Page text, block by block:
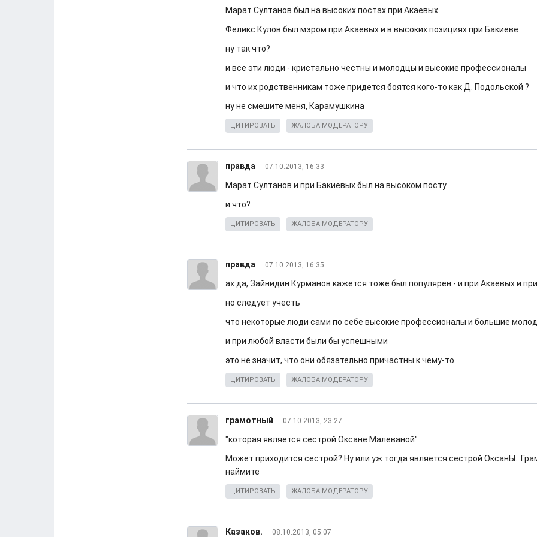
Марат Султанов был на высоких постах при Акаевых
Феликс Кулов был мэром при Акаевых и в высоких позициях при Бакиеве
ну так что?
и все эти люди - кристально честны и молодцы и высокие профессионалы
и что их родственникам тоже придется боятся кого-то как Д. Подольской ?
ну не смешите меня, Карамушкина
ЦИТИРОВАТЬ ЖАЛОБА МОДЕРАТОРУ
правда 07.10.2013, 16:33
Марат Султанов и при Бакиевых был на высоком посту
и что?
ЦИТИРОВАТЬ ЖАЛОБА МОДЕРАТОРУ
правда 07.10.2013, 16:35
ах да, Зайнидин Курманов кажется тоже был популярен - и при Акаевых и
но следует учесть
что некоторые люди сами по себе высокие профессионалы и большие
и при любой власти были бы успешными
это не значит, что они обязательно причастны к чему-то
ЦИТИРОВАТЬ ЖАЛОБА МОДЕРАТОРУ
грамотный 07.10.2013, 23:27
"которая является сестрой Оксане Малеваной"
Может приходится сестрой? Ну или уж тогда является сестрой ОксанЫ..
наймите
ЦИТИРОВАТЬ ЖАЛОБА МОДЕРАТОРУ
Казаков. 08.10.2013, 05:07